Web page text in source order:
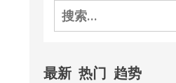
搜
索：
最新 热门 趋势